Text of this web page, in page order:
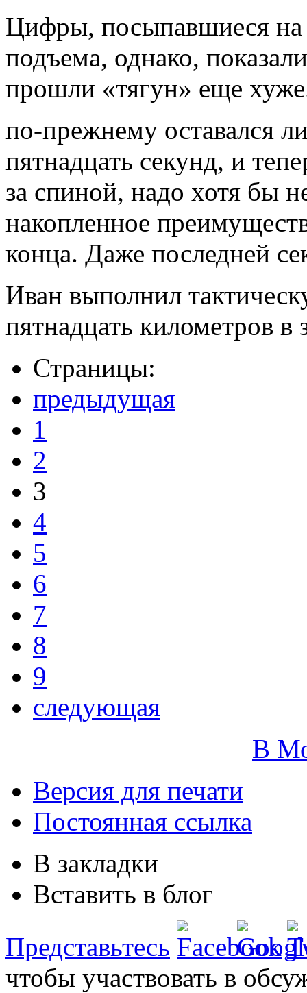
Цифры, посыпавшиеся на
подъема, однако,
прошли «тягун» еще
по-прежнему оставался
пятнадцать секунд, и
за спиной, надо хотя бы
накопленное
конца. Даже последней
Иван выполнил
пятнадцать километров
Страницы:
предыдущая
1
2
3
4
5
6
7
8
9
следующая
В
Версия для печати
Постоянная ссылка
В закладки
Вставить в блог
Представьтесь
чтобы участвовать в